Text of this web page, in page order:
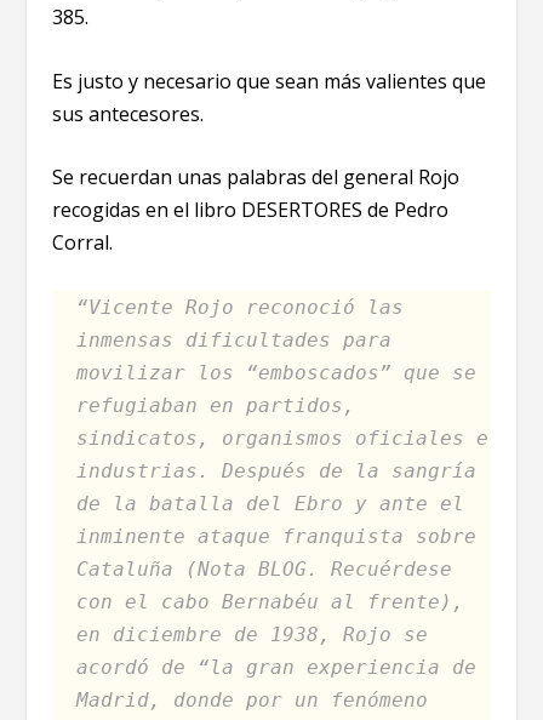
385.
Es justo y necesario que sean más valientes que
sus antecesores.
Se recuerdan unas palabras del general Rojo
recogidas en el libro DESERTORES de Pedro
Corral.
“Vicente Rojo reconoció las
inmensas dificultades para
movilizar los “emboscados” que se
refugiaban en partidos,
sindicatos, organismos oficiales e
industrias. Después de la sangría
de la batalla del Ebro y ante el
inminente ataque franquista sobre
Cataluña (Nota BLOG. Recuérdese
con el cabo Bernabéu al frente),
en diciembre de 1938, Rojo se
acordó de “la gran experiencia de
Madrid, donde por un fenómeno